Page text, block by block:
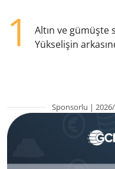
1
Altın ve gümüşte
Yükselişin
Sponsorlu | 2026/